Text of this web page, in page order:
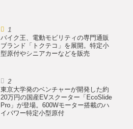
バイク王、電動モビリティの専門通販
ブランド「トクテコ」を展開。特定小
型原付やシニアカーなどを販売
東京大学発のベンチャーが開発した約
20万円の国産EVスクーター「EcoSlide
Pro」が登場。600Wモーター搭載のハ
イパワー特定小型原付